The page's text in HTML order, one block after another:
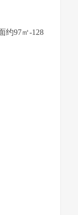
约97㎡-128